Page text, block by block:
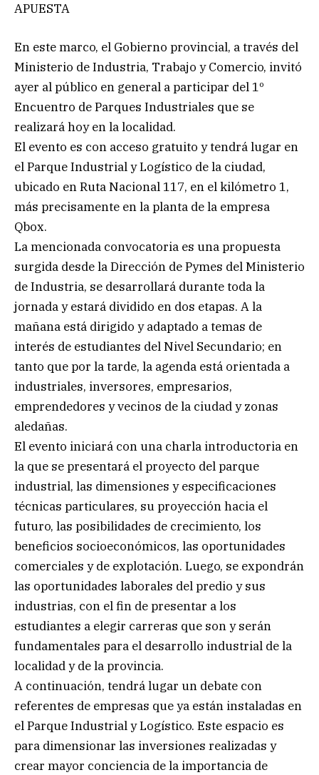
APUESTA
En este marco, el Gobierno provincial, a través del
Ministerio de Industria, Trabajo y Comercio, invitó
ayer al público en general a participar del 1º
Encuentro de Parques Industriales que se
realizará hoy en la localidad.
El evento es con acceso gratuito y tendrá lugar en
el Parque Industrial y Logístico de la ciudad,
ubicado en Ruta Nacional 117, en el kilómetro 1,
más precisamente en la planta de la empresa
Qbox.
La mencionada convocatoria es una propuesta
surgida desde la Dirección de Pymes del Ministerio
de Industria, se desarrollará durante toda la
jornada y estará dividido en dos etapas. A la
mañana está dirigido y adaptado a temas de
interés de estudiantes del Nivel Secundario; en
tanto que por la tarde, la agenda está orientada a
industriales, inversores, empresarios,
emprendedores y vecinos de la ciudad y zonas
aledañas.
El evento iniciará con una charla introductoria en
la que se presentará el proyecto del parque
industrial, las dimensiones y especificaciones
técnicas particulares, su proyección hacia el
futuro, las posibilidades de crecimiento, los
beneficios socioeconómicos, las oportunidades
comerciales y de explotación. Luego, se expondrán
las oportunidades laborales del predio y sus
industrias, con el fin de presentar a los
estudiantes a elegir carreras que son y serán
fundamentales para el desarrollo industrial de la
localidad y de la provincia.
A continuación, tendrá lugar un debate con
referentes de empresas que ya están instaladas en
el Parque Industrial y Logístico. Este espacio es
para dimensionar las inversiones realizadas y
crear mayor conciencia de la importancia de